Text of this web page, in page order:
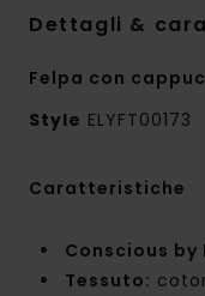
Dettagli &
Felpa con
Style ELYFT00173
Caratteristiche
Conscious by
Tessuto: